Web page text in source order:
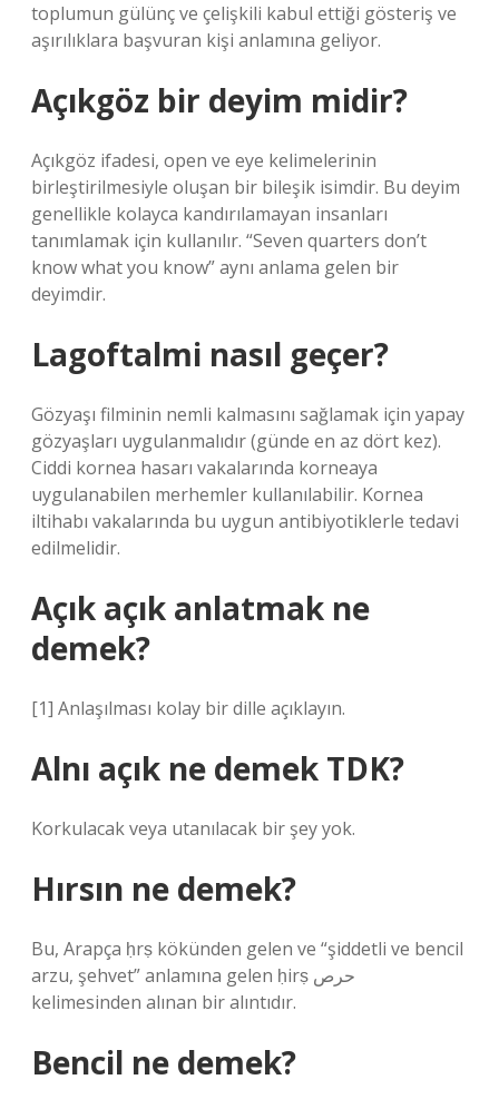
toplumun gülünç ve çelişkili kabul ettiği gösteriş ve
aşırılıklara başvuran kişi anlamına geliyor.
Açıkgöz bir deyim midir?
Açıkgöz ifadesi, open ve eye kelimelerinin
birleştirilmesiyle oluşan bir bileşik isimdir. Bu deyim
genellikle kolayca kandırılamayan insanları
tanımlamak için kullanılır. “Seven quarters don’t
know what you know” aynı anlama gelen bir
deyimdir.
Lagoftalmi nasıl geçer?
Gözyaşı filminin nemli kalmasını sağlamak için yapay
gözyaşları uygulanmalıdır (günde en az dört kez).
Ciddi kornea hasarı vakalarında korneaya
uygulanabilen merhemler kullanılabilir. Kornea
iltihabı vakalarında bu uygun antibiyotiklerle tedavi
edilmelidir.
Açık açık anlatmak ne
demek?
[1] Anlaşılması kolay bir dille açıklayın.
Alnı açık ne demek TDK?
Korkulacak veya utanılacak bir şey yok.
Hırsın ne demek?
Bu, Arapça ḥrṣ kökünden gelen ve “şiddetli ve bencil
arzu, şehvet” anlamına gelen ḥirṣ حرص
kelimesinden alınan bir alıntıdır.
Bencil ne demek?